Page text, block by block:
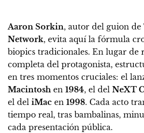
Aaron Sorkin, autor del guion de
Network, evita aquí la fórmula
biopics tradicionales. En lugar de
completa del protagonista,
en tres momentos cruciales: el
Macintoshen 1984, el del NeXT
el del iMac en 1998. Cada acto
tiempo real, tras bambalinas,
cada presentación pública.